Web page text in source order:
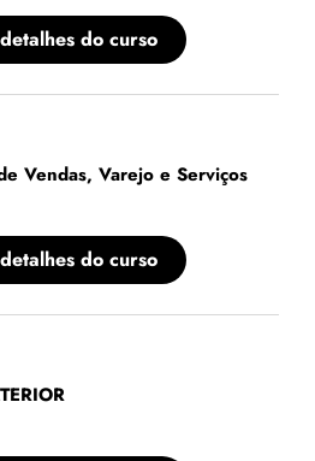
do curso
Vendas, Varejo e Serviços
do curso